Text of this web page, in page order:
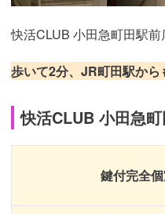
快活CLUB 小田急町田駅前
歩いて2分、JR町田駅から
快活CLUB 小田急
鍵付完全